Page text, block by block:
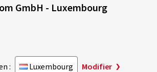
GmbH - Luxembourg
: Luxembourg Modifier